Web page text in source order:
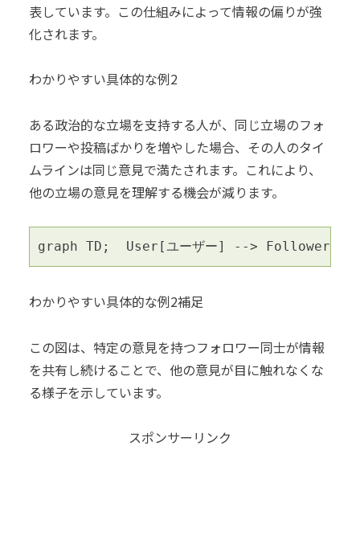
表しています。この仕組みによって情報の偏りが強
化されます。
わかりやすい具体的な例2
ある政治的な立場を支持する人が、同じ立場のフォ
ロワーや投稿ばかりを増やした場合、その人のタイ
ムラインは同じ意見で満たされます。これにより、
他の立場の意見を理解する機会が減ります。
graph TD;  User[ユーザー] -->
わかりやすい具体的な例2補足
この図は、特定の意見を持つフォロワー同士が情報
を共有し続けることで、他の意見が目に触れなくな
る様子を示しています。
スポンサーリンク